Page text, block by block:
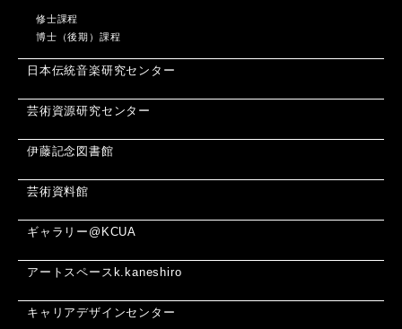
修士課程
博士（後期）課程
日本伝統音楽研究センター
芸術資源研究センター
伊藤記念図書館
芸術資料館
ギャラリー@KCUA
アートスペースk.kaneshiro
キャリアデザインセンター